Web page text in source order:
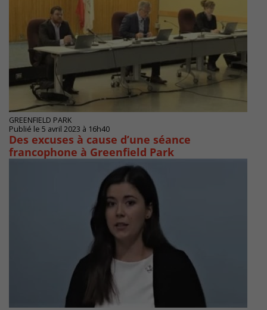
GREENFIELD PARK
Publié le 5 avril 2023 à 16h40
Des excuses à cause d’une séance
francophone à Greenfield Park